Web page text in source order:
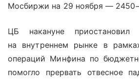
Мосбиржи на 29 ноября —
ЦБ накануне приостановил
на внутреннем рынке в
операций Минфина по
помогло прервать отвесное